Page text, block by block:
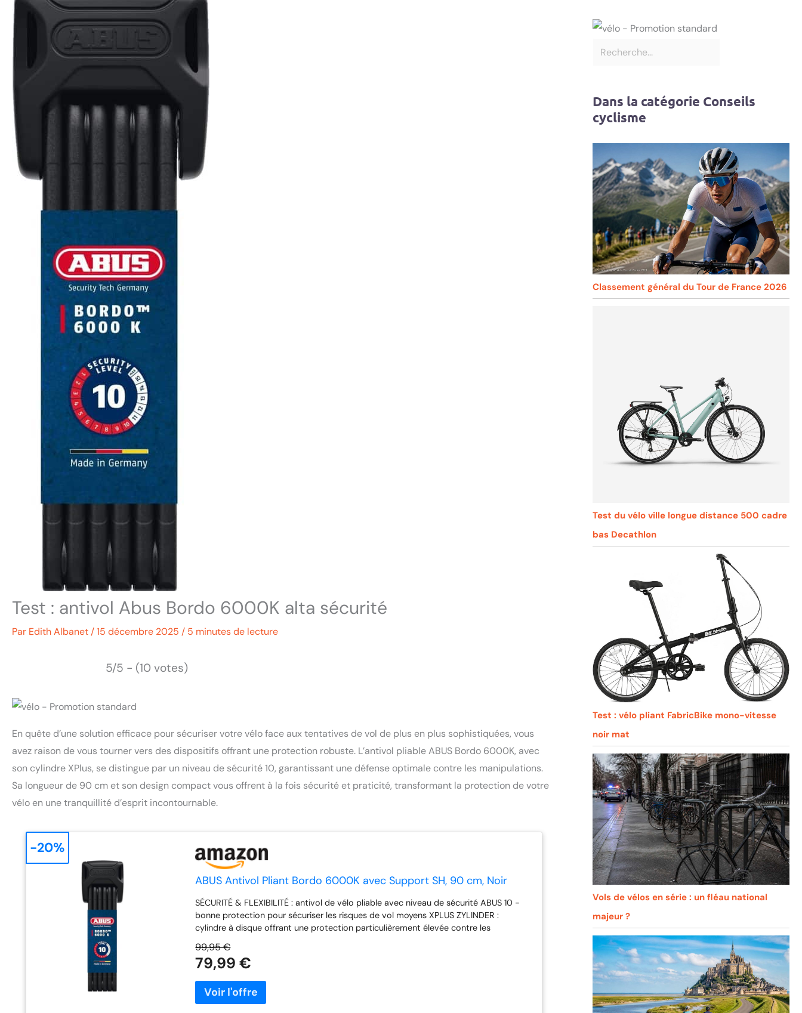
Test : antivol Abus Bordo 6000K alta sécurité
Par Edith Albanet /15 décembre 2025 / 5 minutes de lecture
5/5 - (10 votes)
En quête d’une solution efficace pour sécuriser votre vélo face aux tentatives de vol de plus en plus sophistiquées, vous
avez raison de vous tourner vers des dispositifs offrant une protection robuste. L’antivol pliable ABUS Bordo 6000K, avec
son cylindre XPlus, se distingue par un niveau de sécurité 10, garantissant une défense optimale contre les manipulations.
Sa longueur de 90 cm et son design compact vous offrent à la fois sécurité et praticité, transformant la protection de votre
vélo en une tranquillité d’esprit incontournable.
ABUS Antivol Pliant Bordo 6000K avec Support SH, 90 cm, Noir
SÉCURITÉ & FLEXIBILITÉ : antivol de vélo pliable avec niveau de sécurité ABUS 10 -
bonne protection pour sécuriser les risques de vol moyens XPLUS ZYLINDER :
cylindre à disque offrant une protection particulièrement élevée contre les
que le boîtier sont fabriqués en acier spécialement trempé - les barres sont reliées
par des rivets spéciaux. DÉTAILS DE PRODUITS : Bordo 6000K/90 - longueur 90 cm
inclus ENROBAGE : Antivol pliable avec un enrobage extra souple et résistant des
barres et du boîtier - pour protéger la peinture et permettre une bonne prise en
99,95 €
79,99 €
-20%
Dans la catégorie Conseils
cyclisme
Classement général du Tour de France 2026
Test du vélo ville longue distance 500 cadre
bas Decathlon
Test : vélo pliant FabricBike mono-vitesse
noir mat
Vols de vélos en série : un fléau national
majeur ?